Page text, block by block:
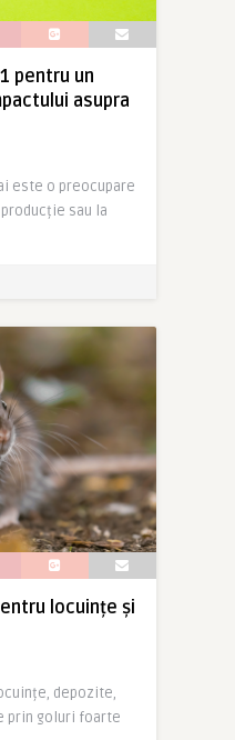
pentru un
asupra
este o preocupare
sau la
locuințe și
depozite,
prin goluri foarte